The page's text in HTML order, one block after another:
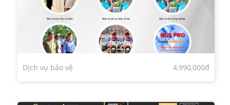
Dịch vụ bảo vệ 4,990,000đ